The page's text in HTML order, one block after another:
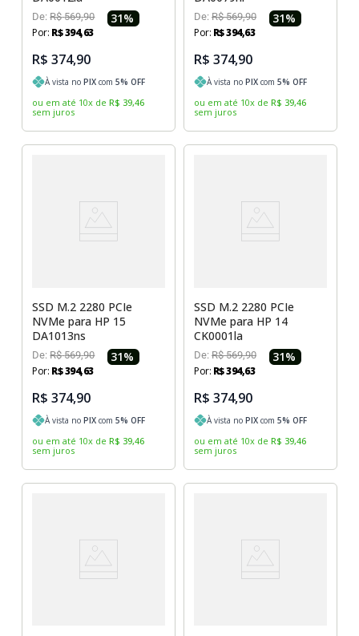
De:R$ 569,90 31%
Por: R$394,63
R$ 374,90
À vista noPIX com5% OFF
ou em até 10x de R$ 39,46
sem juros
De: R$ 569,90 31%
Por: R$394,63
R$ 374,90
À vista no PIX com 5% OFF
ou em até 10x de R$ 39,46
sem juros
SSD M.2 2280 PCIe
NVMe para HP 15
DA1013ns
De:R$ 569,90 31%
Por: R$394,63
R$ 374,90
À vista noPIX com5% OFF
ou em até 10x de R$ 39,46
sem juros
SSD M.2 2280 PCIe
NVMe para HP 14
CK0001la
De: R$ 569,90 31%
Por: R$394,63
R$ 374,90
À vista no PIX com 5% OFF
ou em até 10x de R$ 39,46
sem juros